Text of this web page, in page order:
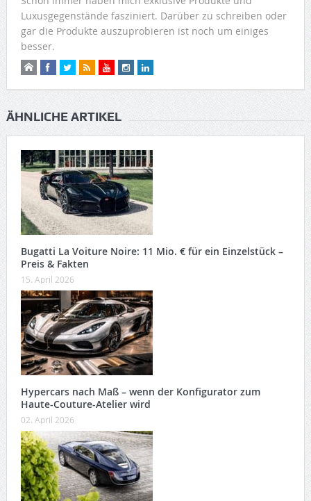
Luxusgegenstände fasziniert. Darüber zu schreiben oder
gar die Produkte auszuprobieren ist noch um einiges
besser.
ÄHNLICHE ARTIKEL
Bugatti La Voiture Noire: 11 Mio. € für ein Einzelstück –
Preis & Fakten
15. April 2026
Hypercars nach Maß – wenn der Konfigurator zum
Haute-Couture-Atelier wird
02. April 2026